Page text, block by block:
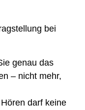
bei
genau das
– nicht mehr,
darf keine